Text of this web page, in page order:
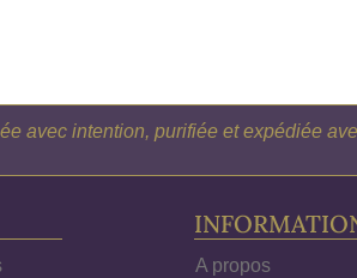
avec intention, purifiée et expédiée
A propos